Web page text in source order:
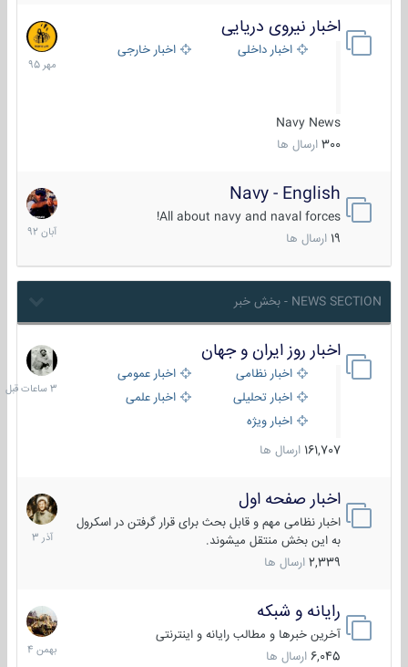
اخبار نیروی دریایی
اخبار داخلی اخبار خارجی
Navy News
300 ارسال ها
27
مهر
1395
Navy - English
All about navy and naval forces!
ارسال ها
22
آبان
1392
NEWS SECTION - بخش خبر
اخبار روز ایران و جهان
اخبار نظامی
اخبار عمومی
اخبار تحلیلی
اخبار علمی
اخبار ویژه
161,707 ارسال ها
3
ساعات
قبل
اخبار صفحه اول
اخبار نظامی مهم و قابل بحث برای قرار گرفتن در اسکرول
به این بخش منتقل میشوند.
2,339 ارسال ها
7
آذر
1403
رایانه و شبکه
آخرین خبرها و مطالب رایانه و اینترنتی
6,045 ارسال ها
30
بهمن
1404